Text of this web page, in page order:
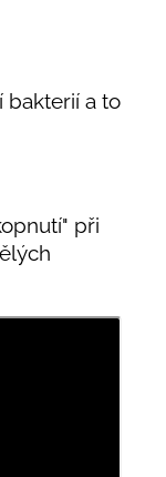
bakterií a to
při